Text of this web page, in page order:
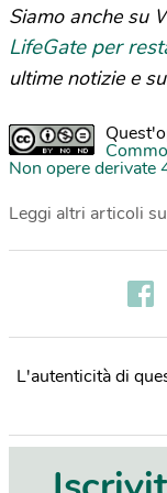
Siamo anche su
LifeGate per
ultime notizie e
Non opere derivate
Leggi altri articoli
L'autenticità di